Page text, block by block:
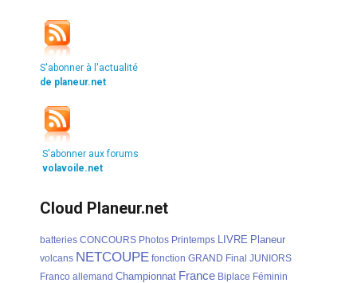
S'abonner à l'actualité
de planeur.net
S'abonner aux forums
volavoile.net
Cloud Planeur.net
batteries CONCOURS Photos Printemps LIVRE Planeur
volcans NETCOUPE fonction GRAND Final JUNIORS
Franco allemand Championnat France Biplace Féminin